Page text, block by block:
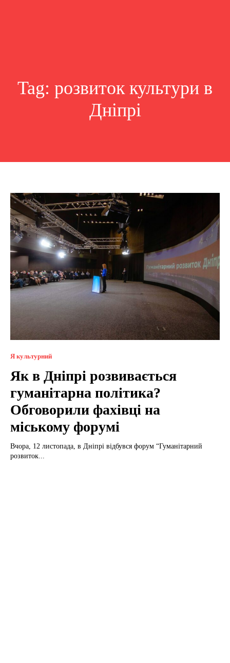
Tag: розвиток культури в
Дніпрі
Я культурний
Як в Дніпрі розвивається
гуманітарна політика?
Обговорили фахівці на
міському форумі
Вчора, 12 листопада, в Дніпрі відбувся форум “Гуманітарний
розвиток...